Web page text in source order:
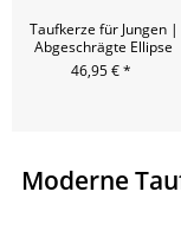
Taufkerze für Jungen |
Abgeschrägte Ellipse
46,95 € *
Moderne